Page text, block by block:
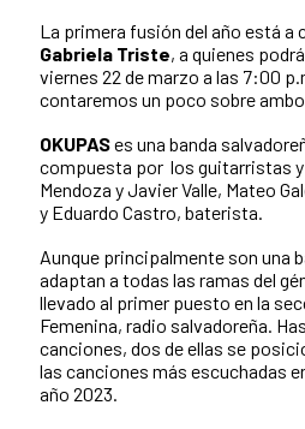
La primera fusión del año está a
Gabriela Triste, a quienes
viernes 22 de marzo a las 7:00
contaremos un poco sobre
OKUPASes una banda
compuesta por los guitarristas
Mendoza y Javier Valle, Mateo
y Eduardo Castro, baterista.
Aunque principalmente son una
adaptan a todas las ramas del
llevado al primer puesto en la
Femenina, radio salvadoreña.
canciones, dos de ellas se
las canciones más escuchadas
año 2023.